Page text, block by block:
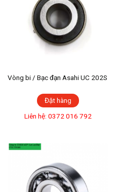
Vòng bi / Bạc đạn Asahi UC 202S
Đặt hàng
Liên hệ: 0372 016 792